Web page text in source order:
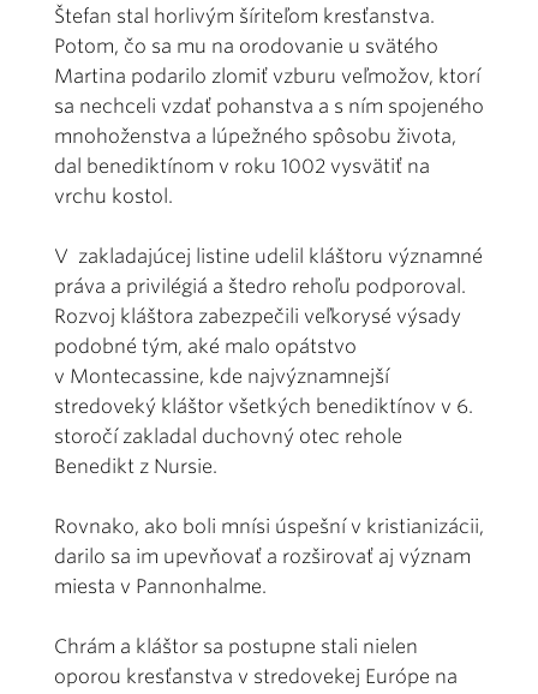
Štefan stal horlivým šíriteľom kresťanstva.
Potom, čo sa mu na orodovanie u svätého
Martina podarilo zlomiť vzburu veľmožov, ktorí
sa nechceli vzdať pohanstva a s ním spojeného
mnohoženstva a lúpežného spôsobu života,
dal benediktínom v roku 1002 vysvätiť na
vrchu kostol.
V zakladajúcej listine udelil kláštoru významné
práva a privilégiá a štedro rehoľu podporoval.
Rozvoj kláštora zabezpečili veľkorysé výsady
podobné tým, aké malo opátstvo
v Montecassine, kde najvýznamnejší
stredoveký kláštor všetkých benediktínov v 6.
storočí zakladal duchovný otec rehole
Benedikt z Nursie.
Rovnako, ako boli mnísi úspešní v kristianizácii,
darilo sa im upevňovať a rozširovať aj význam
miesta v Pannonhalme.
Chrám a kláštor sa postupne stali nielen
oporou kresťanstva v stredovekej Európe na